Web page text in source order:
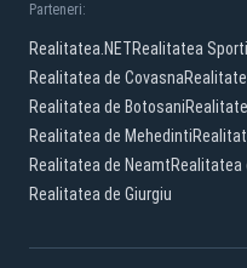
Parteneri:
Realitatea.NETRealitatea
Realitatea de Covasna
Realitatea de Botosani
Realitatea de Mehedinti
Realitatea de NeamtRealitatea
Realitatea de Giurgiu